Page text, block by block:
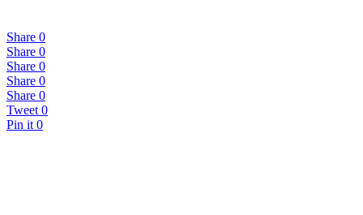
Share 0
Share 0
Share 0
Share 0
Share 0
Tweet 0
Pin it 0